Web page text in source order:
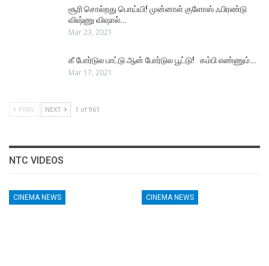
சூரி சொல்றது பொய்யி! முன்னாள் குளோஸ் ஃபிரண்டு
விஷ்ணு விஷால்…
Mar 23, 2021
கீ போர்டுல பாட்டு ஆன் போர்டுல பூட்டு! கம்பி எண்ணும்…
Mar 17, 2021
PREV NEXT 1 of 961
NTC VIDEOS
CINEMA NEWS CINEMA NEWS